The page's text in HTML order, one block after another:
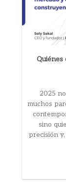
Quiénes
2025
muchos
sino
precisión